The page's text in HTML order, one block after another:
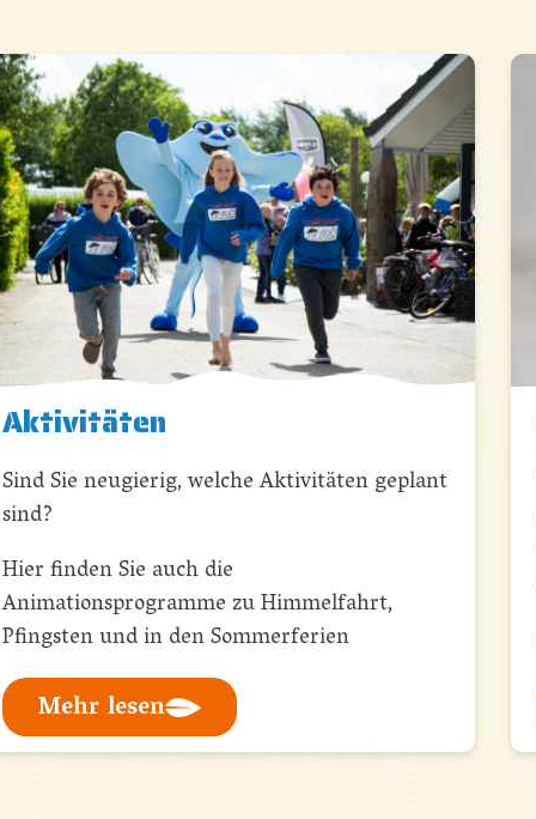
Aktivitäten
Sind Sie neugierig, welche Aktivitäten geplant
sind?
Hier finden Sie auch die
Animationsprogramme zu Himmelfahrt,
Pfingsten und in den Sommerferien
Mehr lesen